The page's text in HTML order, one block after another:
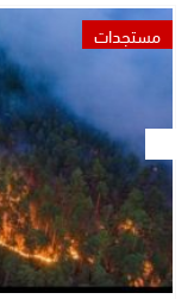
مستجدات